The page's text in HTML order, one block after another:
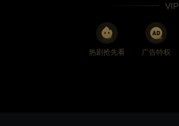
热剧抢先看 广告特权